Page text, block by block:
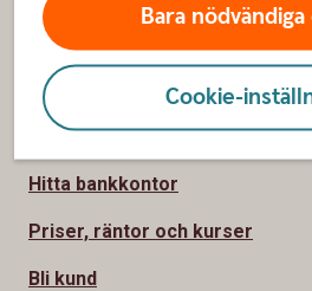
Bara
Cookie-
Sidfot
Hitta snabbt
Kundservice
Spärrhjälp
Hitta bankkontor
Priser, räntor och kurser
Bli kund